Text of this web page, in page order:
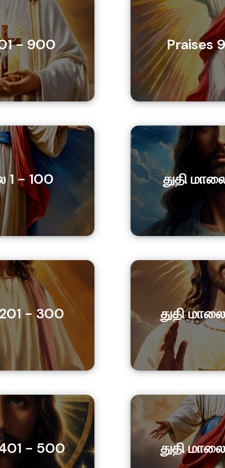
- 900 Praises
1 - 100 துதி
- 300 துதி
- 500 துதி